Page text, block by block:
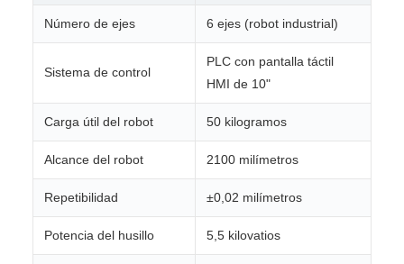
Número de ejes 6 ejes (robot industrial)
Sistema de control
PLC con pantalla táctil
HMI de 10"
Carga útil del robot 50 kilogramos
Alcance del robot 2100 milímetros
Repetibilidad ±0,02 milímetros
Potencia del husillo 5,5 kilovatios